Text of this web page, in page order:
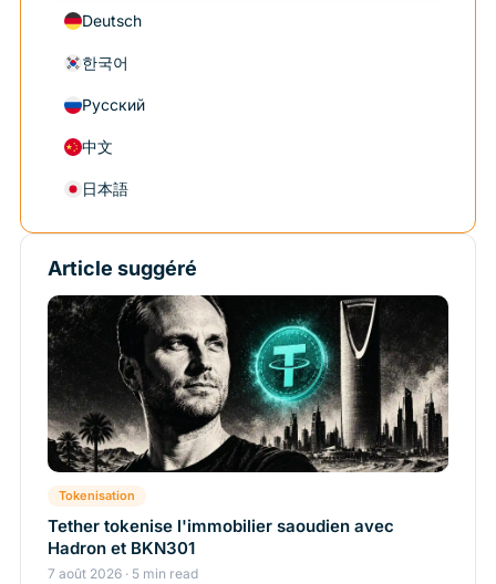
Deutsch
한국어
Русский
中文
日本語
Article suggéré
Tokenisation
Tether tokenise l'immobilier saoudien avec
Hadron et BKN301
7 août 2026 · 5 min read